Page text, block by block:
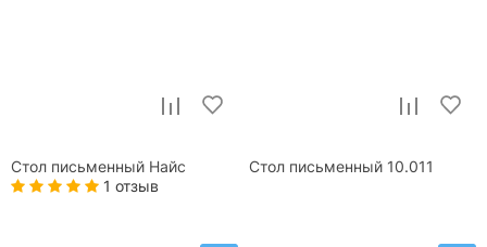
Стол письменный Найс
1 отзыв
Стол письменный 10.011